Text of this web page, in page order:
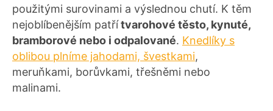
použitými surovinami a výslednou chutí. K těm
nejoblíbenějším patřítvarohové těsto, kynuté,
bramborové nebo i odpalované. Knedlíky s
oblibou plníme jahodami, švestkami,
meruňkami, borůvkami, třešněmi nebo
malinami.